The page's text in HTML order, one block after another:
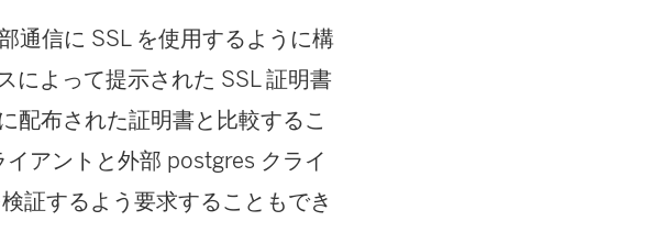
通信に SSL を使用するように構
によって提示された SSL 証明書
配布された証明書と比較するこ
アントと外部 postgres クライ
証するよう要求することもでき